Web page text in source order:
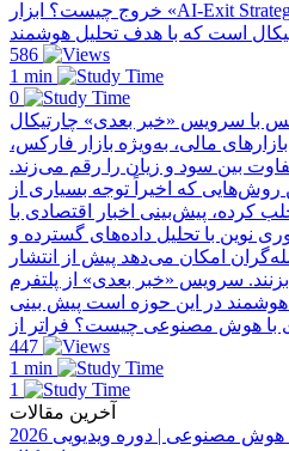
خروج چیست؟ ابزار «AI-Exit Strategy» یکی از سرویس‌های
586
1 min
0
با سرویس «خبر بعدی» چارتیکال
مالی، به‌ویژه بازار فارکس،
بین سود و زیان را رقم می‌زند.
روش‌هایی که اخیراً توجه بسیاری از
کرده، پیش‌بینی اخبار اقتصادی با
نوین با تحلیل داده‌های گسترده و
امکان می‌دهد پیش از انتشار
بزنند. سرویس «خبر بعدی» از پلتفرم
هوشمند در این حوزه است پیش بینی
447
1 min
1
آخرین مقالات
آموزش معامله‌گری حرفه‌ای با هوش مصنوعی | دوره ویدیویی 2026